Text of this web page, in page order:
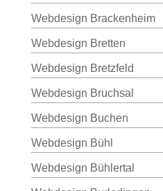
Webdesign Brackenheim
Webdesign Bretten
Webdesign Bretzfeld
Webdesign Bruchsal
Webdesign Buchen
Webdesign Bühl
Webdesign Bühlertal